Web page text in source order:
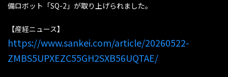
備ロボット「SQ-2」が取り上げられました。
【産経ニュース】
https://www.sankei.com/article/20260522-
ZMBS5UPXEZC55GH2SXB56UQTAE/